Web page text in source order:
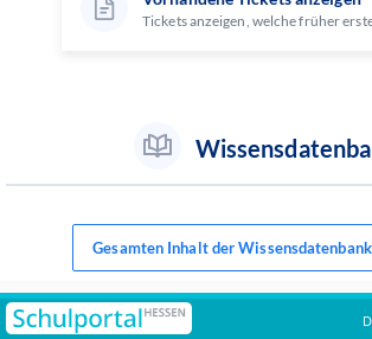
Tickets anzeigen, welche früher
Gesamten Inhalt der